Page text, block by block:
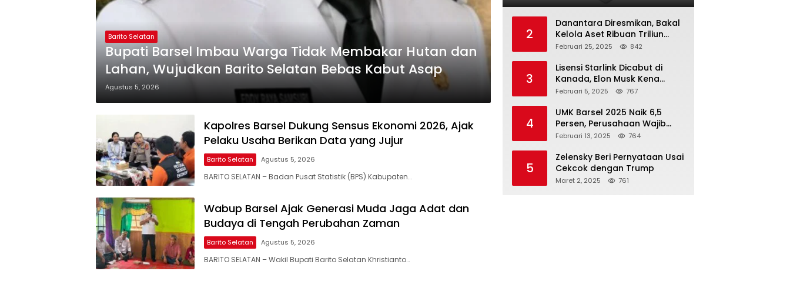
Barito Selatan
Bupati Barsel Imbau Warga Tidak Membakar Hutan dan
Lahan, Wujudkan Barito Selatan Bebas Kabut Asap
Agustus 5, 2026
Kapolres Barsel Dukung Sensus Ekonomi 2026, Ajak
Pelaku Usaha Berikan Data yang Jujur
Barito Selatan Agustus 5, 2026
BARITO SELATAN – Badan Pusat Statistik (BPS) Kabupaten…
Wabup Barsel Ajak Generasi Muda Jaga Adat dan
Budaya di Tengah Perubahan Zaman
Barito Selatan Agustus 5, 2026
BARITO SELATAN – Wakil Bupati Barito Selatan Khristianto…
2
Danantara Diresmikan, Bakal
Kelola Aset Ribuan Triliun
Rupiah dari 7 BUMN
Februari 25, 2025 842
3
Lisensi Starlink Dicabut di
Kanada, Elon Musk Kena
Imbas ‘Perang Dagang’
Februari 5, 2025 767
4
UMK Barsel 2025 Naik 6,5
Persen, Perusahaan Wajib
Taat
Februari 13, 2025 764
5
Zelensky Beri Pernyataan Usai
Cekcok dengan Trump
Maret 2, 2025 761